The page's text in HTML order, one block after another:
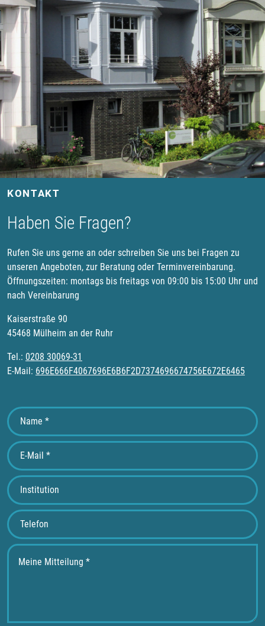
KONTAKT
Haben Sie Fragen?
Rufen Sie uns gerne an oder schreiben Sie uns bei Fragen zu
unseren Angeboten, zur Beratung oder Terminvereinbarung.
Öffnungszeiten: montags bis freitags von 09:00 bis 15:00 Uhr und
nach Vereinbarung
Kaiserstraße 90
45468 Mülheim an der Ruhr
Tel.: 0208 30069-31
E-Mail: 696E666F4067696E6B6F2D7374696674756E672E6465